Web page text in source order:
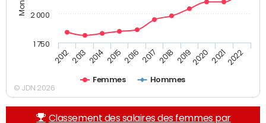
Femmes Hommes
2012 2013 2014 2015 2016 2017 2018 20192020 20212022
1 750
2 000
© JDN 2026
Classement des salaires des femmes par